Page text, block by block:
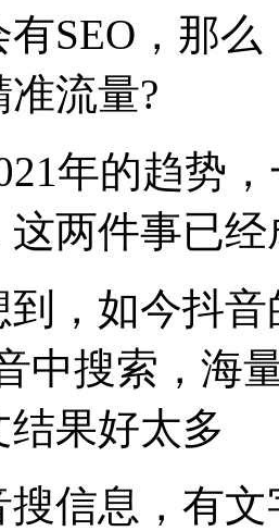
SEO，那
流量?
年的趋势，
两件事已
如今抖音
中搜索，海
果好太多
息，有文